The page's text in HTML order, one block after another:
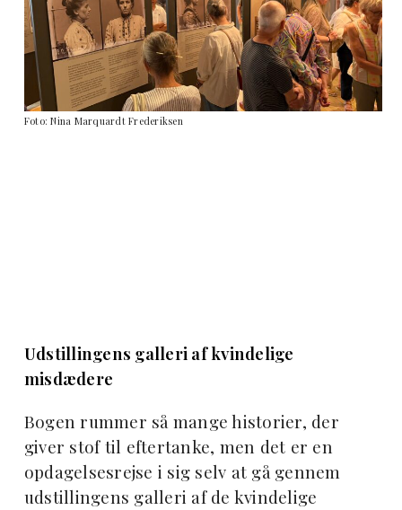
Foto: Nina Marquardt Frederiksen
Udstillingens galleri af kvindelige
misdædere
Bogen rummer så mange historier, der
giver stof til eftertanke, men det er en
opdagelsesrejse i sig selv at gå gennem
udstillingens galleri af de kvindelige